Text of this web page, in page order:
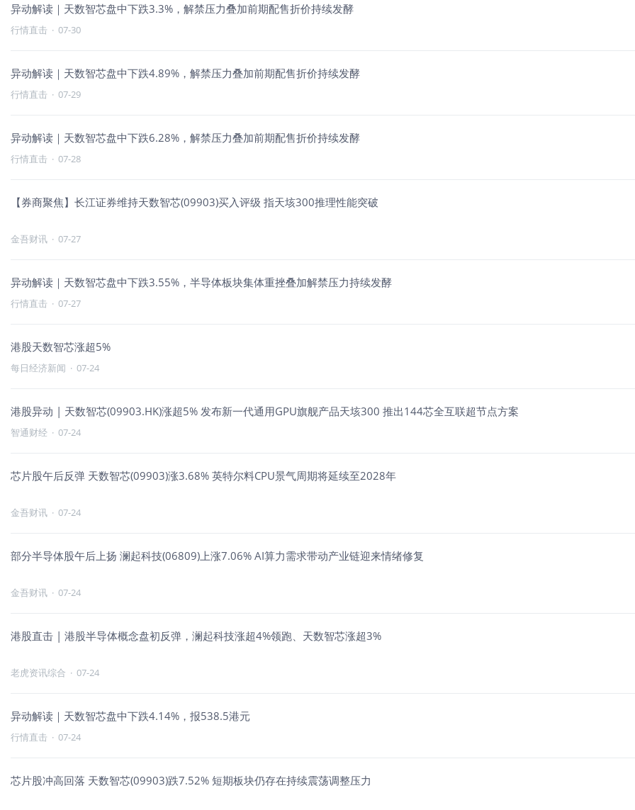
异动解读｜天数智芯盘中下跌3.3%，解禁压力叠加前期配售折价持续发酵
行情直击 · 07-30
异动解读｜天数智芯盘中下跌4.89%，解禁压力叠加前期配售折价持续发酵
行情直击 · 07-29
异动解读｜天数智芯盘中下跌6.28%，解禁压力叠加前期配售折价持续发酵
行情直击 · 07-28
【券商聚焦】长江证券维持天数智芯(09903)买入评级 指天垓300推理性能突破
金吾财讯 · 07-27
异动解读｜天数智芯盘中下跌3.55%，半导体板块集体重挫叠加解禁压力持续发酵
行情直击 · 07-27
港股天数智芯涨超5%
每日经济新闻 · 07-24
港股异动 | 天数智芯(09903.HK)涨超5% 发布新一代通用GPU旗舰产品天垓300 推出144芯全互联超节点方案
智通财经 · 07-24
芯片股午后反弹 天数智芯(09903)涨3.68% 英特尔料CPU景气周期将延续至2028年
金吾财讯 · 07-24
部分半导体股午后上扬 澜起科技(06809)上涨7.06% AI算力需求带动产业链迎来情绪修复
金吾财讯 · 07-24
港股直击 | 港股半导体概念盘初反弹，澜起科技涨超4%领跑、天数智芯涨超3%
老虎资讯综合 · 07-24
异动解读｜天数智芯盘中下跌4.14%，报538.5港元
行情直击 · 07-24
芯片股冲高回落 天数智芯(09903)跌7.52% 短期板块仍存在持续震荡调整压力